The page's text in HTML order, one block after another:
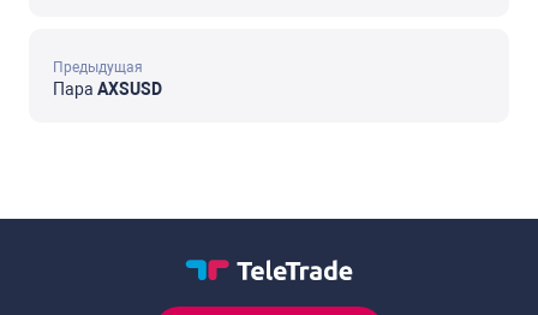
Предыдущая
Пара AXSUSD